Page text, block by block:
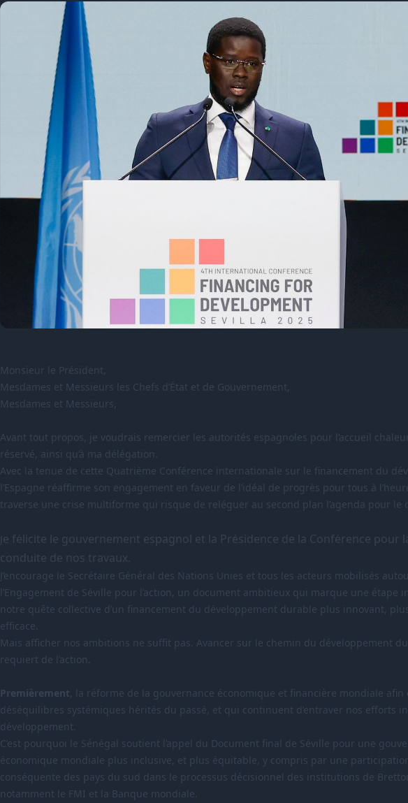
Monsieur le Président,
Mesdames et Messieurs les Chefs d’État et de Gouvernement,
Mesdames et Messieurs,
Avant tout propos, je voudrais remercier les autorités espagnoles pour l’accueil
réservé, ainsi qu’à ma délégation.
Avec la tenue de cette Quatrième Conférence internationale sur le financement du
l’Espagne réaffirme son engagement en faveur de l’idéal de progrès pour tous à
traverse une crise multiforme qui risque de reléguer au second plan l’agenda pour le
e félicite le gouvernement espagnol et la Présidence de la Conférence pour
conduite de nos travaux.
J’encourage le Secrétaire Général des Nations Unies et tous les acteurs mobilisés
l’Engagement de Séville pour l’action, un document ambitieux qui marque une étape
notre quête collective d’un financement du développement durable plus innovant,
efficace.
Mais afficher nos ambitions ne suffit pas. Avancer sur le chemin du développement
requiert de l’action.
Premièrement, la réforme de la gouvernance économique et financière mondiale afin
déséquilibres systémiques hérités du passé, et qui continuent d’entraver nos efforts
développement.
C’est pourquoi le Sénégal soutient l’appel du Document final de Séville pour une
économique mondiale plus inclusive, et plus équitable, y compris par une
conséquente des pays du sud dans le processus décisionnel des institutions de
notamment le FMI et la Banque mondiale.